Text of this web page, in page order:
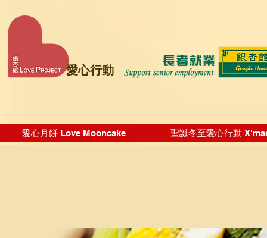
愛心行動
愛心月餅 Love Mooncake 聖誕冬至愛心行動